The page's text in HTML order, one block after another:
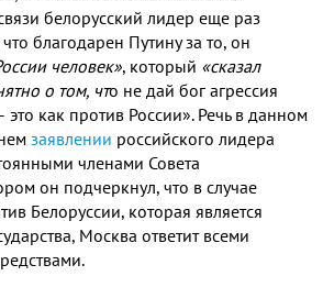
белорусский лидер еще раз
что благодарен Путину за то, он
человек», который «сказал
о том, что не дай бог агрессия
это как против России». Речь в данном
заявлении российского лидера
членами Совета
он подчеркнул, что в случае
Белоруссии, которая является
, Москва ответит всеми
.